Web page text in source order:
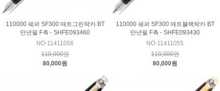
110000 쉐퍼 SF300 매트그린락카 BT
만년필 F촉 - SHFE093460
NO-11411056
110,000원
80,000원
110000 쉐퍼 SF300 매트블랙락카 BT
만년필 F촉 - SHFE093430
NO-11411055
110,000원
80,000원